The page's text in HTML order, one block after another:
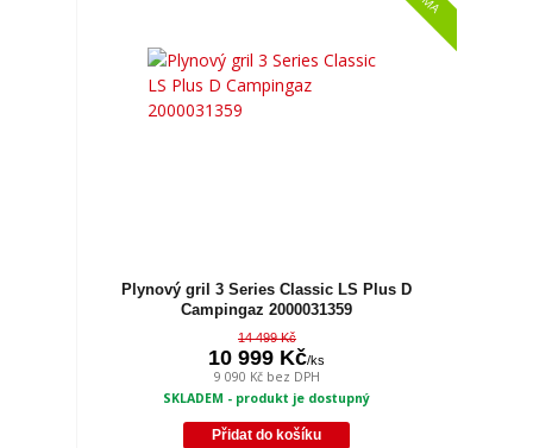
Plynový gril 3 Series Classic LS Plus D
Campingaz 2000031359
14 499 Kč
10 999 Kč/ks
9 090 Kč bez DPH
SKLADEM - produkt je dostupný
Přidat do košíku